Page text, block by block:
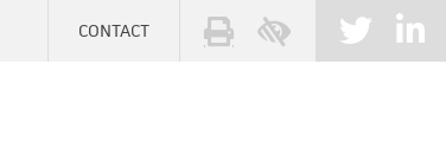
CONTACT